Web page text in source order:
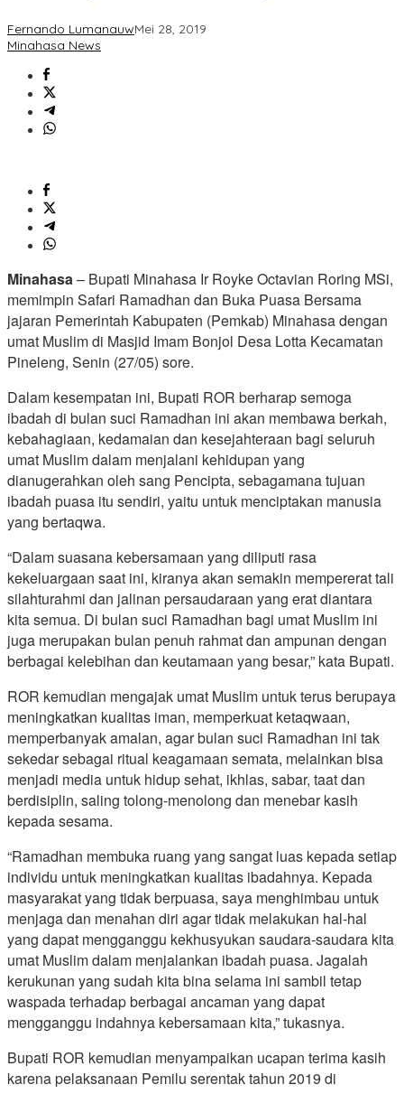
Fernando LumanauwMei 28, 2019
Minahasa News
Minahasa– Bupati Minahasa Ir Royke Octavian Roring MSi,
memimpin Safari Ramadhan dan Buka Puasa Bersama
jajaran Pemerintah Kabupaten (Pemkab) Minahasa dengan
umat Muslim di Masjid Imam Bonjol Desa Lotta Kecamatan
Pineleng, Senin (27/05) sore.
Dalam kesempatan ini, Bupati ROR berharap semoga
ibadah di bulan suci Ramadhan ini akan membawa berkah,
kebahagiaan, kedamaian dan kesejahteraan bagi seluruh
umat Muslim dalam menjalani kehidupan yang
dianugerahkan oleh sang Pencipta, sebagamana tujuan
ibadah puasa itu sendiri, yaitu untuk menciptakan manusia
yang bertaqwa.
“Dalam suasana kebersamaan yang diliputi rasa
kekeluargaan saat ini, kiranya akan semakin mempererat tali
silahturahmi dan jalinan persaudaraan yang erat diantara
kita semua. Di bulan suci Ramadhan bagi umat Muslim ini
juga merupakan bulan penuh rahmat dan ampunan dengan
berbagai kelebihan dan keutamaan yang besar,” kata Bupati.
ROR kemudian mengajak umat Muslim untuk terus berupaya
meningkatkan kualitas iman, memperkuat ketaqwaan,
memperbanyak amalan, agar bulan suci Ramadhan ini tak
sekedar sebagai ritual keagamaan semata, melainkan bisa
menjadi media untuk hidup sehat, ikhlas, sabar, taat dan
berdisiplin, saling tolong-menolong dan menebar kasih
kepada sesama.
“Ramadhan membuka ruang yang sangat luas kepada setiap
individu untuk meningkatkan kualitas ibadahnya. Kepada
masyarakat yang tidak berpuasa, saya menghimbau untuk
menjaga dan menahan diri agar tidak melakukan hal-hal
yang dapat mengganggu kekhusyukan saudara-saudara kita
umat Muslim dalam menjalankan ibadah puasa. Jagalah
kerukunan yang sudah kita bina selama ini sambil tetap
waspada terhadap berbagai ancaman yang dapat
mengganggu indahnya kebersamaan kita,” tukasnya.
Bupati ROR kemudian menyampaikan ucapan terima kasih
karena pelaksanaan Pemilu serentak tahun 2019 di